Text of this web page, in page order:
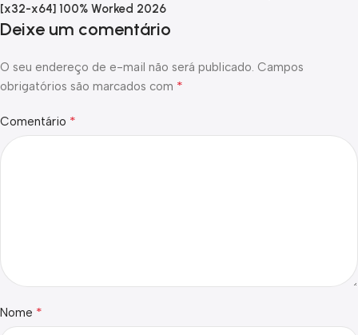
[x32-x64] 100% Worked 2026
Deixe um comentário
O seu endereço de e-mail não será publicado. Campos
obrigatórios são marcados com *
Comentário *
Nome *